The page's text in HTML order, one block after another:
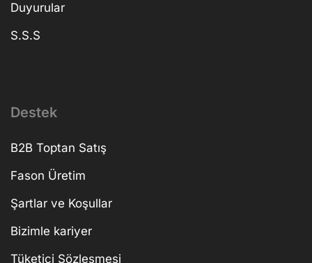
Duyurular
S.S.S
Destek
B2B Toptan Satış
Fason Üretim
Şartlar ve Koşullar
Bizimle kariyer
Tüketici Sözleşmesi